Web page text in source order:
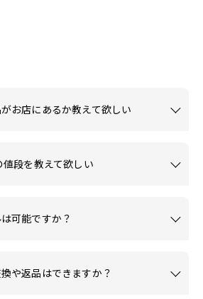
お店にあるか教えて欲しい
段を教えて欲しい
可能ですか？
や返品はできますか？